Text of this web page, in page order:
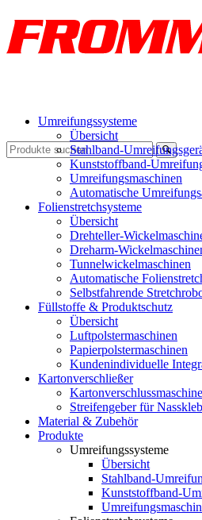
Umreifungssysteme
Übersicht
Stahlband-
Kunststoffband-
Umreifungsmaschinen
Automatische
Folienstretchsysteme
Übersicht
Drehteller-
Dreharm-
Tunnelwickelmaschinen
Automatische
Selbstfahrende
Füllstoffe & Produktschutz
Übersicht
Luftpolstermaschinen
Papierpolstermaschinen
Kundenindividuelle
Kartonverschließer
Streifengeber für
Material & Zubehör
Produkte
Umreifungssysteme
Übersicht
Stahlband-
Kunststoffband-